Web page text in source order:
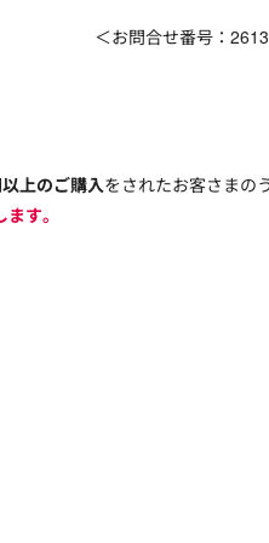
＜お問合せ番号：
上のご購入をされたお客さまの
す。